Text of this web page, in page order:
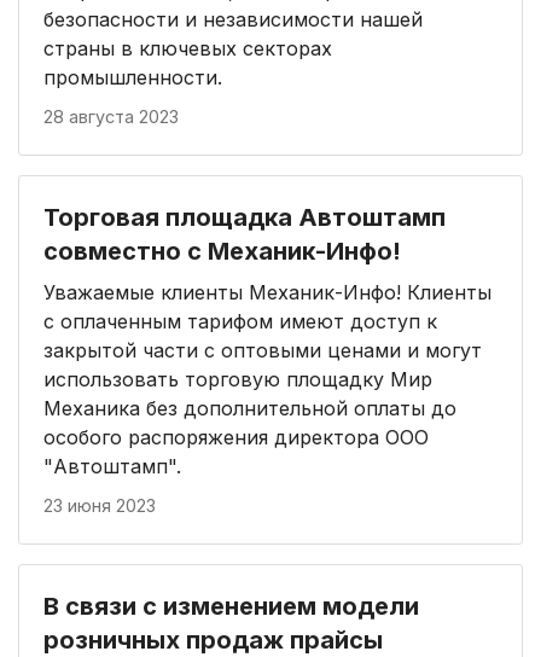
безопасности и независимости нашей
страны в ключевых секторах
промышленности.
28 августа 2023
Торговая площадка Автоштамп
совместно с Механик-Инфо!
Уважаемые клиенты Механик-Инфо! Клиенты
с оплаченным тарифом имеют доступ к
закрытой части с оптовыми ценами и могут
использовать торговую площадку Мир
Механика без дополнительной оплаты до
особого распоряжения директора ООО
"Автоштамп".
23 июня 2023
В связи с изменением модели
розничных продаж прайсы